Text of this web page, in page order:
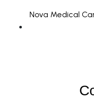
Nova Medical